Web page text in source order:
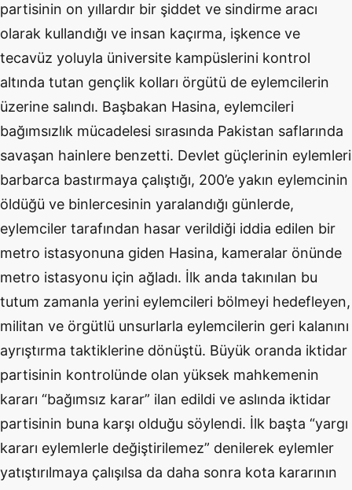
partisinin on yıllardır bir şiddet ve sindirme aracı
olarak kullandığı ve insan kaçırma, işkence ve
tecavüz yoluyla üniversite kampüslerini kontrol
altında tutan gençlik kolları örgütü de eylemcilerin
üzerine salındı. Başbakan Hasina, eylemcileri
bağımsızlık mücadelesi sırasında Pakistan saflarında
savaşan hainlere benzetti. Devlet güçlerinin eylemleri
barbarca bastırmaya çalıştığı, 200’e yakın eylemcinin
öldüğü ve binlercesinin yaralandığı günlerde,
eylemciler tarafından hasar verildiği iddia edilen bir
metro istasyonuna giden Hasina, kameralar önünde
metro istasyonu için ağladı. İlk anda takınılan bu
tutum zamanla yerini eylemcileri bölmeyi hedefleyen,
militan ve örgütlü unsurlarla eylemcilerin geri kalanını
ayrıştırma taktiklerine dönüştü. Büyük oranda iktidar
partisinin kontrolünde olan yüksek mahkemenin
kararı “bağımsız karar” ilan edildi ve aslında iktidar
partisinin buna karşı olduğu söylendi. İlk başta “yargı
kararı eylemlerle değiştirilemez” denilerek eylemler
yatıştırılmaya çalışılsa da daha sonra kota kararının